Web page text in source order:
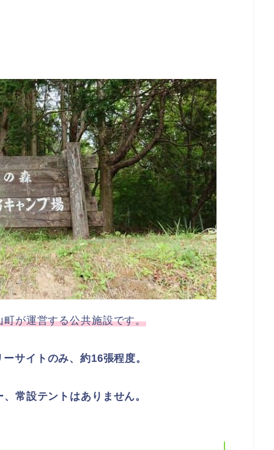
が運営する公共施設です。
サイトのみ、約16張程度。
常設テントはありません。